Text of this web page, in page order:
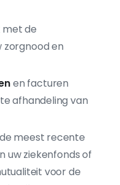
met de
zorgnood en
en facturen
afhandeling van
meest recente
uw ziekenfonds of
voor de